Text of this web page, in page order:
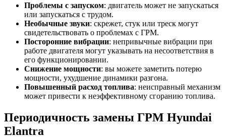
Проблемы с запуском: двигатель может не запускаться
или запускаться с трудом.
Необычные звуки: скрежет, стук или треск могут
свидетельствовать о проблемах с ГРМ.
Посторонние вибрации: непривычные вибрации при
работе двигателя могут указывать на несоответствия в
его функционировании.
Снижение мощности: вы можете заметить потерю
мощности, ухудшение динамики разгона.
Повышенный расход топлива: неисправный механизм
может привести к неэффективному сгоранию топлива.
Периодичность замены ГРМ Hyundai
Elantra